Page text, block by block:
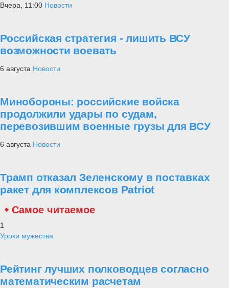
Вчера, 11:00 Новости
Российская стратегия - лишить ВСУ
возможности воевать
6 августа Новости
Минобороны: российские войска
продолжили удары по судам,
перевозившим военные грузы для ВСУ
6 августа Новости
Трамп отказал Зеленскому в поставках
ракет для комплексов Patriot
Самое читаемое
1
Уроки мужества
Рейтинг лучших полководцев согласно
математическим расчетам